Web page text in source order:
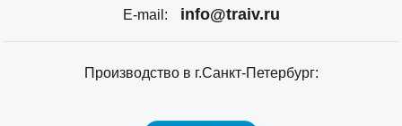
E-mail:
info@traiv.ru
Производство в г.Санкт-Петербург: